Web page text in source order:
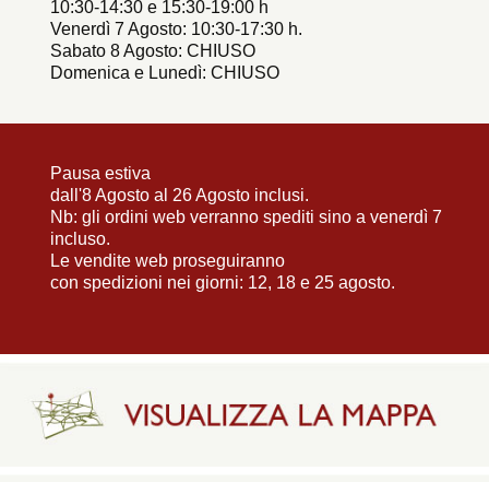
10:30-14:30 e 15:30-19:00 h
Venerdì 7 Agosto: 10:30-17:30 h.
Sabato 8 Agosto: CHIUSO
Domenica e Lunedì: CHIUSO
Pausa estiva
dall'8 Agosto al 26 Agosto inclusi.
Nb: gli ordini web verranno spediti sino a venerdì 7
incluso.
Le vendite web proseguiranno
con spedizioni nei giorni: 12, 18 e 25 agosto.